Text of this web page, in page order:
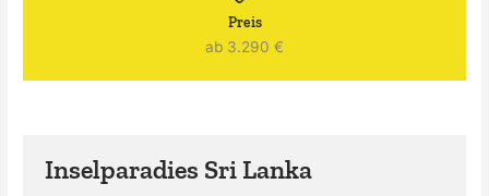
Preis
ab 3.290 €
Inselparadies Sri Lanka